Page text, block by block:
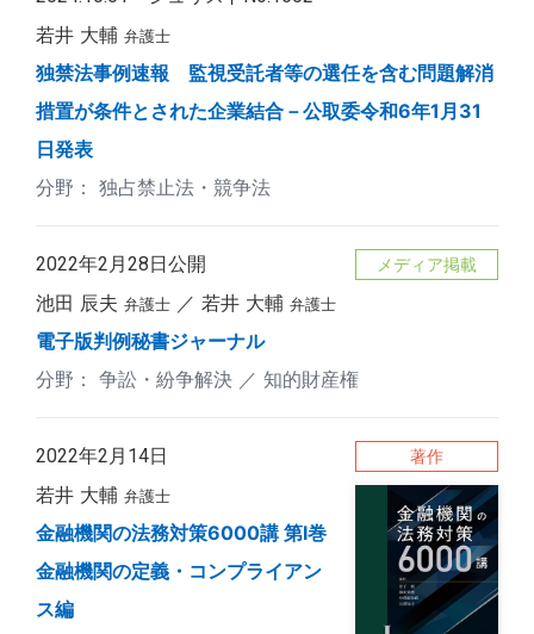
若井 大輔 弁護士
独禁法事例速報 監視受託者等の選任を含む問題解消
措置が条件とされた企業結合－公取委令和6年1月31
日発表
独占禁止法・競争法
2022年2月28日公開 メディア掲載
池田 辰夫 弁護士 若井 大輔 弁護士
電子版判例秘書ジャーナル
争訟・紛争解決
知的財産権
2022年2月14日 著作
若井 大輔 弁護士
金融機関の法務対策6000講 第I巻
金融機関の定義・コンプライアン
ス編